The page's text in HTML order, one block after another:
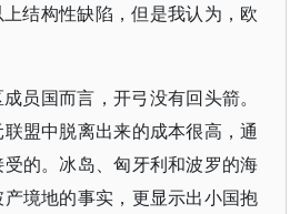
结构性缺陷，但是我认为，欧
员国而言，开弓没有回头箭。
盟中脱离出来的成本很高，通
的。冰岛、匈牙利和波罗的海
境地的事实，更显示出小国抱